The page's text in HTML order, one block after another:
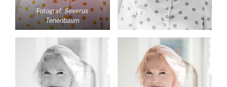
Fotograf: Severus
Tenenbaum